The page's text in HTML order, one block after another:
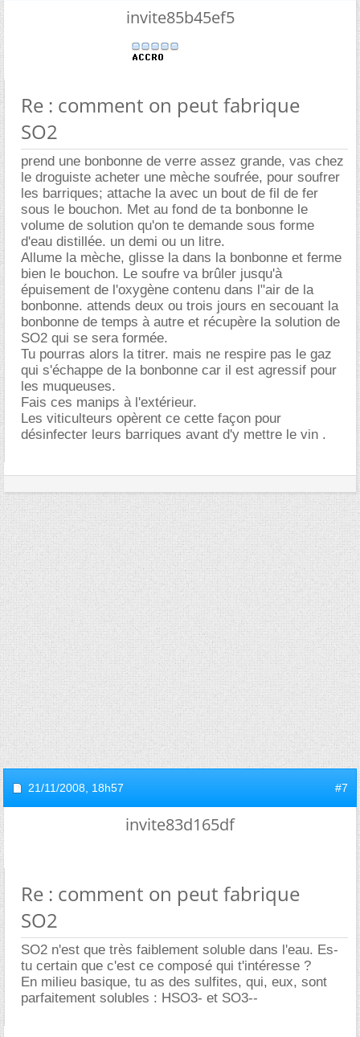
invite85b45ef5
Re : comment on peut fabrique
SO2
prend une bonbonne de verre assez grande, vas chez
le droguiste acheter une mèche soufrée, pour soufrer
les barriques; attache la avec un bout de fil de fer
sous le bouchon. Met au fond de ta bonbonne le
volume de solution qu'on te demande sous forme
d'eau distillée. un demi ou un litre.
Allume la mèche, glisse la dans la bonbonne et ferme
bien le bouchon. Le soufre va brûler jusqu'à
épuisement de l'oxygène contenu dans l"air de la
bonbonne. attends deux ou trois jours en secouant la
bonbonne de temps à autre et récupère la solution de
SO2 qui se sera formée.
Tu pourras alors la titrer. mais ne respire pas le gaz
qui s'échappe de la bonbonne car il est agressif pour
les muqueuses.
Fais ces manips à l'extérieur.
Les viticulteurs opèrent ce cette façon pour
désinfecter leurs barriques avant d'y mettre le vin .
21/11/2008, 18h57 #7
invite83d165df
Re : comment on peut fabrique
SO2
SO2 n'est que très faiblement soluble dans l'eau. Es-
tu certain que c'est ce composé qui t'intéresse ?
En milieu basique, tu as des sulfites, qui, eux, sont
parfaitement solubles : HSO3- et SO3--